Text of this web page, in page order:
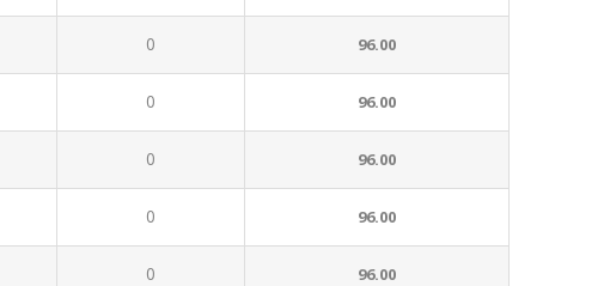
0 96.00
0 96.00
0 96.00
0 96.00
0 96.00